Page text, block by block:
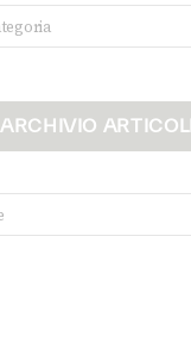
ARCHIVIO ARTICOLI